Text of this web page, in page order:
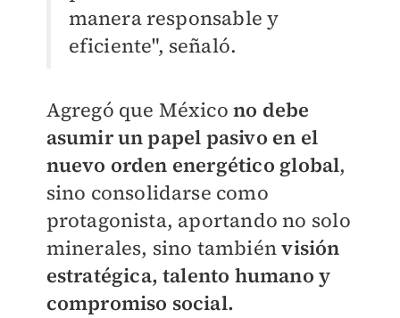
manera responsable y
eficiente", señaló.
Agregó que México no debe
asumir un papel pasivo en el
nuevo orden energético global,
sino consolidarse como
protagonista, aportando no solo
minerales, sino tambiénvisión
estratégica, talento humano y
compromiso social.